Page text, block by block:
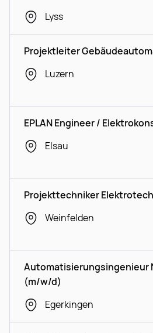
Lyss
Projektleiter
Luzern
EPLAN Engineer /
Elsau
Projekttechniker
Weinfelden
Automatisierungsingenieur
(m/w/d)
Egerkingen